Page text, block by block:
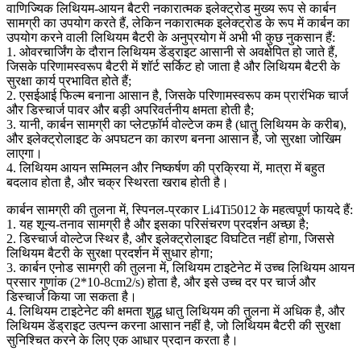
वाणिज्यिक लिथियम-आयन बैटरी नकारात्मक इलेक्ट्रोड मुख्य रूप से कार्बन
सामग्री का उपयोग करते हैं, लेकिन नकारात्मक इलेक्ट्रोड के रूप में कार्बन का
उपयोग करने वाली लिथियम बैटरी के अनुप्रयोग में अभी भी कुछ नुकसान हैं:
1. ओवरचार्जिंग के दौरान लिथियम डेंड्राइट आसानी से अवक्षेपित हो जाते हैं,
जिसके परिणामस्वरूप बैटरी में शॉर्ट सर्किट हो जाता है और लिथियम बैटरी के
सुरक्षा कार्य प्रभावित होते हैं;
2. एसईआई फिल्म बनाना आसान है, जिसके परिणामस्वरूप कम प्रारंभिक चार्ज
और डिस्चार्ज पावर और बड़ी अपरिवर्तनीय क्षमता होती है;
3. यानी, कार्बन सामग्री का प्लेटफ़ॉर्म वोल्टेज कम है (धातु लिथियम के करीब),
और इलेक्ट्रोलाइट के अपघटन का कारण बनना आसान है, जो सुरक्षा जोखिम
लाएगा।
4. लिथियम आयन सम्मिलन और निष्कर्षण की प्रक्रिया में, मात्रा में बहुत
बदलाव होता है, और चक्र स्थिरता खराब होती है।
कार्बन सामग्री की तुलना में, स्पिनल-प्रकार Li4Ti5012 के महत्वपूर्ण फायदे हैं:
1. यह शून्य-तनाव सामग्री है और इसका परिसंचरण प्रदर्शन अच्छा है;
2. डिस्चार्ज वोल्टेज स्थिर है, और इलेक्ट्रोलाइट विघटित नहीं होगा, जिससे
लिथियम बैटरी के सुरक्षा प्रदर्शन में सुधार होगा;
3. कार्बन एनोड सामग्री की तुलना में, लिथियम टाइटेनेट में उच्च लिथियम आयन
प्रसार गुणांक (2*10-8cm2/s) होता है, और इसे उच्च दर पर चार्ज और
डिस्चार्ज किया जा सकता है।
4. लिथियम टाइटेनेट की क्षमता शुद्ध धातु लिथियम की तुलना में अधिक है, और
लिथियम डेंड्राइट उत्पन्न करना आसान नहीं है, जो लिथियम बैटरी की सुरक्षा
सुनिश्चित करने के लिए एक आधार प्रदान करता है।